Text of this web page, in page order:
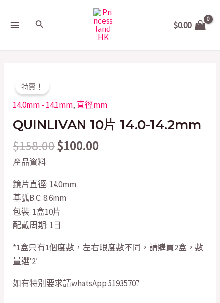
MENU
Search $0.00
特賣！
14.0mm - 14.1mm, 直徑mm
QUINLIVAN 10片 14.0-14.2mm
$158.00
was:
$158.00.
$100.00
is:
$100.00.
產品資料
鏡片直徑: 14.0mm
基弧B.C: 8.6mm
包裝: 1盒10片
配戴周期: 1日
*1盒只有1個度數，左右眼度數不同，請購買2盒，數
量選’2′
如有特別要求請whatsApp 51935707
QUINLIVAN
10
片
14.0-
quantity